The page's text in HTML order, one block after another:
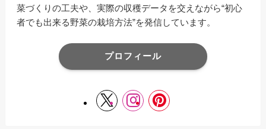
菜づくりの工夫や、実際の収穫データを交えながら“初心
者でも出来る野菜の栽培方法”を発信しています。
プロフィール